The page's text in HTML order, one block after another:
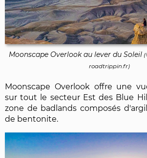
Moonscape Overlook au lever du Soleil
roadtrippin.fr)
Moonscape Overlook offre une
sur tout le secteur Est des Blue
zone de badlands composés
de bentonite.